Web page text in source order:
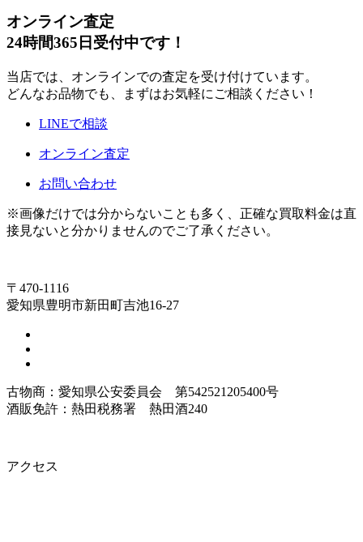
オンライン査定
24時間365日受付中です！
当店では、オンラインでの査定を受け付けています。
どんなお品物でも、まずはお気軽にご相談ください！
LINEで相談
オンライン査定
お問い合わせ
※画像だけでは分からないことも多く、正確な買取料金は直
接見ないと分かりませんのでご了承ください。
〒470-1116
愛知県豊明市新田町吉池16-27
古物商：愛知県公安委員会 第542521205400号
酒販免許：熱田税務署 熱田酒240
アクセス